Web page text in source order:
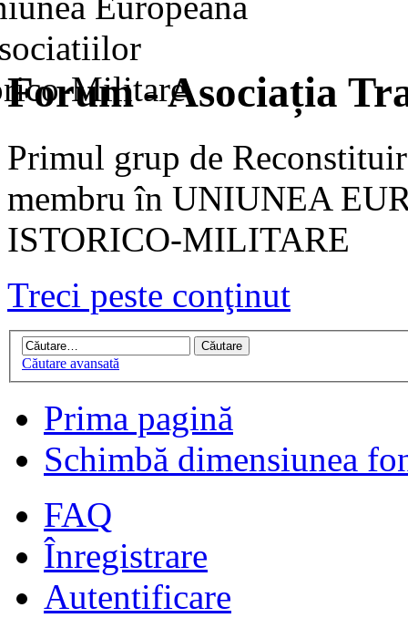
Forum - Asociația
Primul grup de
membru în UNIUNEA
ISTORICO-MILITARE
Treci peste conţinut
Căutare avansată
Prima pagină
Schimbă dimensiunea
FAQ
Înregistrare
Autentificare